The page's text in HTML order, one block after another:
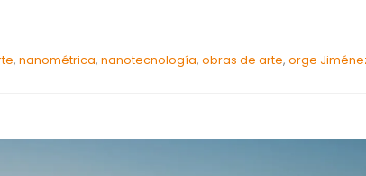
, nanométrica, nanotecnología, obras de arte, orge